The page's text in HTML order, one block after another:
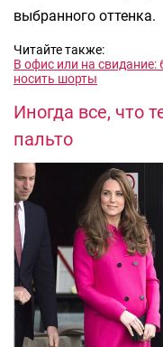
выбранного оттенка.
Читайте также:
В офис или на свидание:
носить шорты
Иногда все, что
пальто